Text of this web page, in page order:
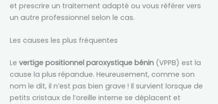
et prescrire un traitement adapté ou vous référer vers
un autre professionnel selon le cas.
Les causes les plus fréquentes
Le vertige positionnel paroxystique bénin (VPPB) est la
cause la plus répandue. Heureusement, comme son
nom le dit, il n’est pas bien grave ! Il survient lorsque de
petits cristaux de l’oreille interne se déplacent et